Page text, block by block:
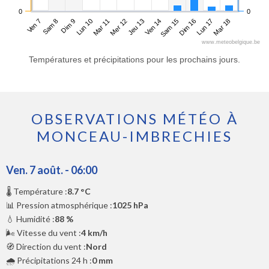
Ven 7Sam 8Dim 9Lun 10Mar 11Mer 12Jeu 13Ven 14Sam 15Dim 16Lun 17Mar 18
0 0
www.meteobelgique.be
Températures et précipitations pour les prochains jours.
OBSERVATIONS MÉTÉO À
MONCEAU-IMBRECHIES
Ven. 7 août. - 06:00
🌡️ Température :8.7 °C
📊 Pression atmosphérique :1025 hPa
💧 Humidité :88 %
🌬️ Vitesse du vent :4 km/h
🧭 Direction du vent :Nord
🌧️ Précipitations 24 h :0 mm